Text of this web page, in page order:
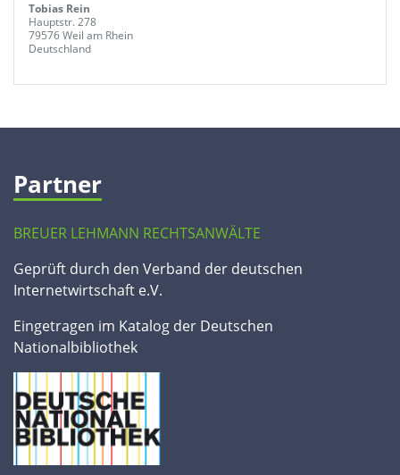
Tobias Rein
Hauptstr. 278
79576 Weil am Rhein
Deutschland
Partner
BREUER LEHMANN RECHTSANWÄLTE
Geprüft durch den Verband der deutschen
Internetwirtschaft e.V.
Eingetragen im Katalog der Deutschen
Nationalbibliothek